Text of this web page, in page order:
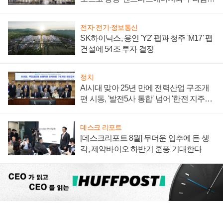
전자·전기·정보통신
SK하이닉스, 용인 'Y2' 팹과 청주 'M17' 팹
건설에 54조 투자 결정
정치
AI시대 맞아 25년 만에 전력산업 구조개
편 시동, '발전5사 통합' 넘어 '한전 지주사'
데스크 리포트
[데스크리포트 8월] 무더운 입추에 든 생
각, 제약바이오 하반기 훈풍 기대한다